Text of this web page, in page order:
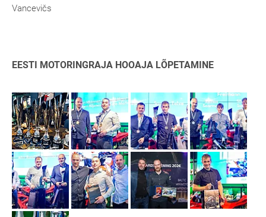
Vancevičs
EESTI MOTORINGRAJA HOOAJA LÕPETAMINE